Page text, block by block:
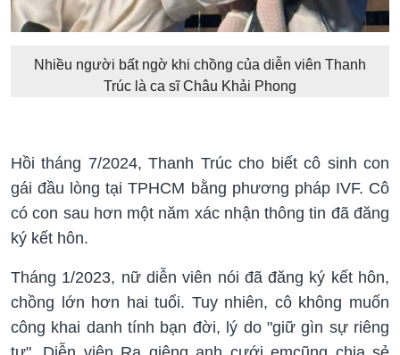
Nhiều người bất ngờ khi chồng của diễn viên Thanh
Trúc là ca sĩ Châu Khải Phong
Hồi tháng 7/2024, Thanh Trúc cho biết cô sinh con
gái đầu lòng tại TPHCM bằng phương pháp IVF. Cô
có con sau hơn một năm xác nhận thông tin đã đăng
ký kết hôn.
Tháng 1/2023, nữ diễn viên nói đã đăng ký kết hôn,
chồng lớn hơn hai tuổi. Tuy nhiên, cô không muốn
công khai danh tính bạn đời, lý do "giữ gìn sự riêng